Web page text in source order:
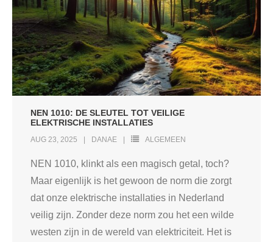
NEN 1010: DE SLEUTEL TOT VEILIGE
ELEKTRISCHE INSTALLATIES
AUG 23, 2025 DANAE ALGEMEEN
NEN 1010, klinkt als een magisch getal, toch?
Maar eigenlijk is het gewoon de norm die zorgt
dat onze elektrische installaties in Nederland
veilig zijn. Zonder deze norm zou het een wilde
westen zijn in de wereld van elektriciteit. Het is